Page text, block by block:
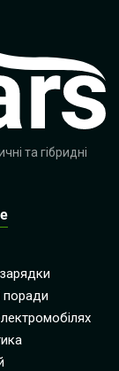
та гібридні
поради